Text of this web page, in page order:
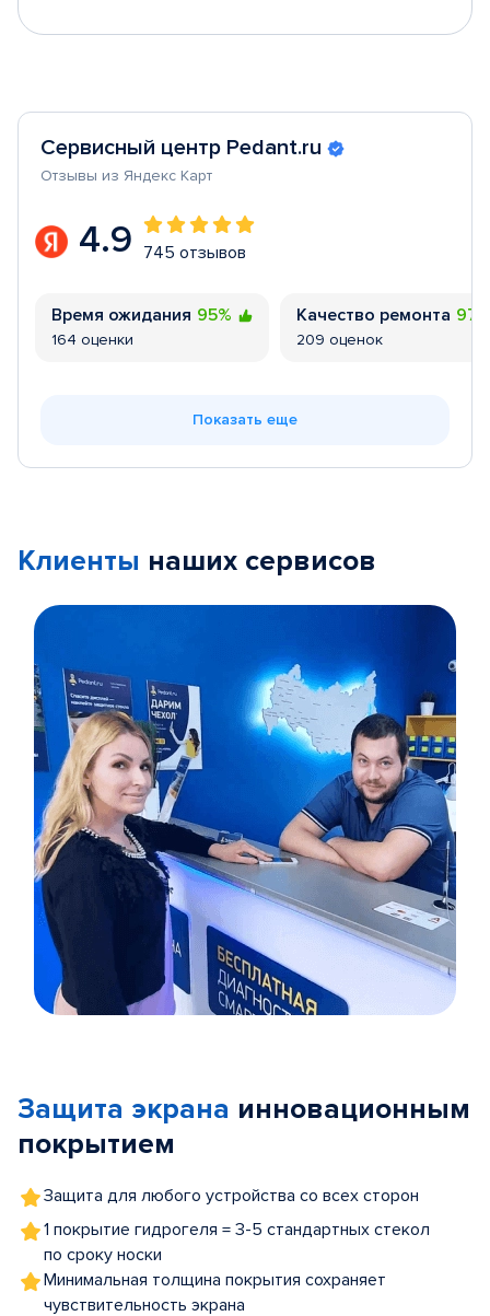
Сервисный центр Pedant.ru
Отзывы из Яндекс Карт
4.9 745 отзывов
Время ожидания 95%
164 оценки
Качество ремонта
209 оценок
Показать еще
Клиенты наших сервисов
5
Защита экрана инновационным
покрытием
Защита для любого устройства со всех сторон
1 покрытие гидрогеля = 3-5 стандартных стекол
по сроку носки
Минимальная толщина покрытия сохраняет
чувствительность экрана